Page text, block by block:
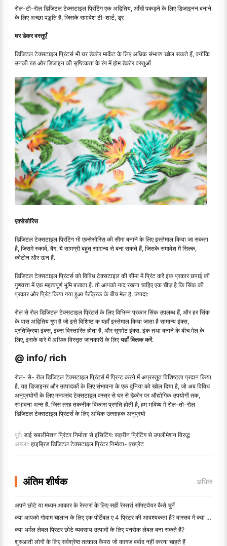
रोल-टो-रोल डिजिटल टेक्सटाइल प्रिंटिंग एक अद्वितिय, आँखें पकड़ने के लिए डिजाइनन बनाने
के लिए अच्छा पद्धति है, जिसके समावेश टी-शार्ट, ड्र
घर डेकर वस्तुएँ
डिजिटल टेक्सटाइल प्रिंटर्स भी घर डेकोर मार्केट के लिए अधिक संभाव्य खोल सकते हैं, क्योंकि
उनकी रङ और डिजाइन की सृष्टिकता के रंग में होम डेकोर वस्तुओं
एक्सेसोरिस
डिजिटल टेक्सटाइल प्रिंटिंग भी एक्सेसोरिस की सीमा बनाने के लिए इस्तेमाल किया जा सकता
है, जिसमें स्कार्व, बैग, ये सामग्री बहुत सामान्य से बना सकते हैं, जिसके समावेश में सिल्क,
कोटोन और ऊन हैं.
डिजिटल टेक्सटाइल प्रिंटर्स को विविध टेक्सटाइल की सीमा में प्रिंट करें इंक प्रकार छपाई की
गुणवत्ता में एक महत्वपूर्ण भूमि बजाता है. तो आपको याद रखना चाहिए एक चीज़ है कि सिंक की
प्रकार और प्रिंट किया गया हुआ फैक्रिक के बीच मेल है. ज्यादा:
रोल से रोल डिजिटल टेक्सटाइल प्रिंटर्स के लिए विभिन्न प्रकार सिंक उपलब्ध हैं, और हर सिंक
के पास अद्वितिय गुण है जो इसे विशिष्ट क यहाँ इस्तेमाल किया जाता है सामान्य इंक्स,
प्रतिक्रिया इंक्स, इंक्स विस्तारित होता है, और सूगमेंट इंक्स. इंक तथा बनाने के बीच मेल के
लिए, इसके बारे में अधिक विस्तृत जानकारी के लिएयहाँ क्लिक करें.
@ info/ rich
रोल- से- रोल डिजिटल टेक्सटाइल प्रिंटर्स में प्रिन्ट करने में अप्रस्तुत विशिष्टता प्रदान किया
है. यह डिजाइनर और उत्पादकों के लिए संभावना के एक दुनिया को खोल दिया है, जो अब विविध
अनुप्रयोगों के लिए मनपसंद टेक्सटाइल वस्त्र से घर से डेकोर पर औद्योगिक उपयोगों तक,
संभावना अन्त हैं. जिस तरह तकनीक विकास प्रगति होती है, हम भविष्य में रोल-तो-रोल
डिजिटल टेक्सटाइल प्रिंटर्स के लिए अधिक उत्साहक अनुप्रयो
पूर्व: डाई सबलीमेशन प्रिंटर निर्माता से इंसिटिंग: स्क्रीन प्रिंटिंग से उपलीमेशन विरुद्ध
अगला: हाइब्रिड डिजिटल टेक्सटाइल प्रिंटर निर्माता- एचप्रेट
अंतिम शीर्षक अधिक
अपने छोटे या मध्यम आकार के रेस्तरां के लिए सही रेस्तरां सॉफ्टवेयर कैसे चुनें
क्या आपको गोदाम चालान के लिए एक पोर्टेबल ए 4 प्रिंटर की आवश्यकता है? वास्तव में क्या काम करता है
क्या थर्मल लेबल प्रिंटर छोटे व्यवसाय उत्पादों के लिए पनरोक लेबल बना सकते हैं?
शुरुआती लोगों के लिए सर्वश्रेष्ठ तत्काल कैमरा जो कागज बर्बाद नहीं करना चाहते हैं